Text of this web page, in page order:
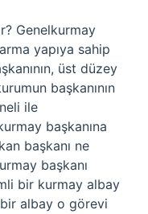
Genelkurmay
yapıya sahip
üst düzey
başkanının
ile
başkanına
başkanı ne
başkanı
bir kurmay albay
albay o görevi